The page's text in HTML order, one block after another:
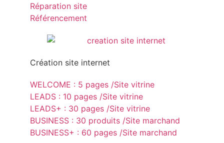
Réparation site
Référencement
Création site internet
WELCOME : 5 pages /Site vitrine
LEADS : 10 pages /Site vitrine
LEADS+ : 30 pages /Site vitrine
BUSINESS : 30 produits /Site marchand
BUSINESS+ : 60 pages /Site marchand